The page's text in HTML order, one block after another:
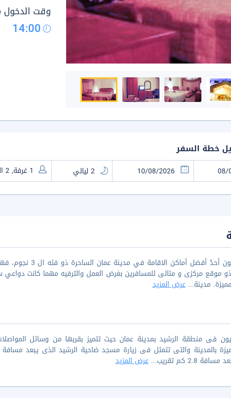
وقت
14:00
خطة السفر
يعد فندق ريجيون
موقع مركزى و مثالى للمسافرين بغرض العمل والترفيه مهما كانت دواعي
مدينة...عرض المزيد
فى منطقة الرشيد بمدينة عمان حيث تتميز بقربها من وسائل المواصلات
2.8 كم تقريب
...عرض المزيد